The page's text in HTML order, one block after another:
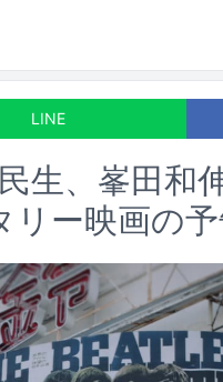
LINE
生、峯田和
ー映画の